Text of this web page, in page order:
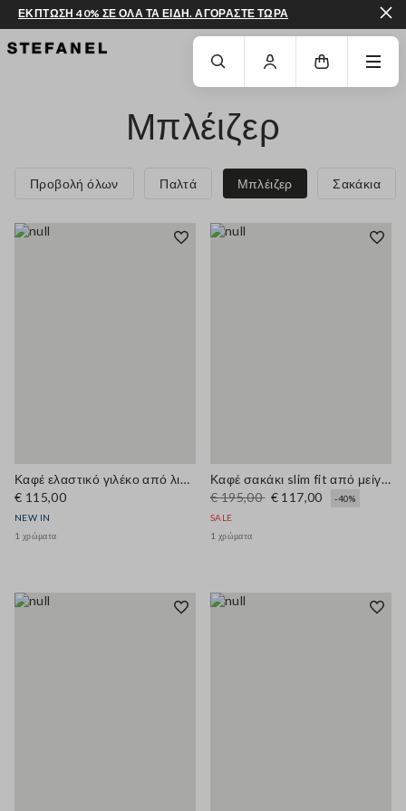
ΜΕΤΆΒΑΣΗ ΣΤΟ ΚΎΡΙΟ ΠΕΡΙΕΧΌΜΕΝΟΚΑΤΕΒΕΊΤΕ ΣΤΟ ΚΆΤΩ ΜΈΡΟΣ
ΕΚΠΤΩΣΗ 40% ΣΕ ΟΛΑ ΤΑ ΕΙΔΗ. ΑΓΟΡΑΣΤΕ ΤΩΡΑ
Μπλέιζερ
Προβολή όλων Παλτά Μπλέιζερ Σακάκια
Καφέ ελαστικό γιλέκο από λινό και βισκόζη
€ 115,00
NEW IN
1 χρώματα
Καφέ σακάκι slim fit από μείγμα βισκόζης
€ 195,00 € 117,00
-40%
SALE
1 χρώματα